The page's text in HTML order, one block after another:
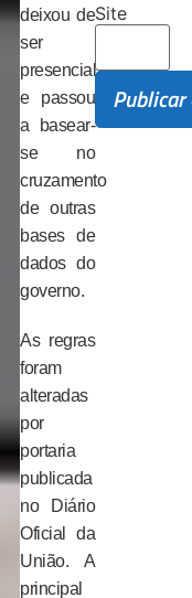
deixou de
ser
presencial
e passou
a basear-
se no
cruzamento
de outras
bases de
dados do
governo.
As regras
foram
alteradas
por
portaria
publicada
no Diário
Oficial da
União. A
principal
Site